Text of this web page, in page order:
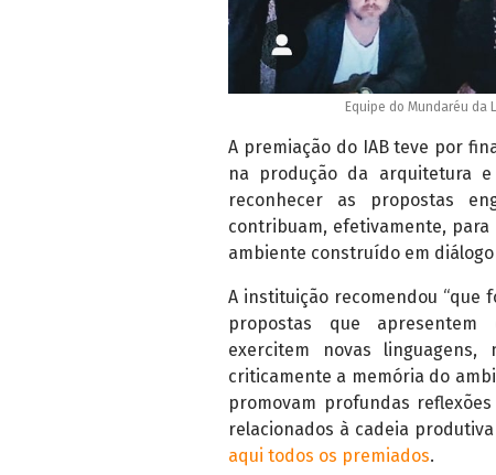
Equipe do Mundaréu da
A premiação do IAB teve por
na produção da arquitetura
reconhecer as propostas
contribuam, efetivamente,
ambiente construído em diálogo
A instituição recomendou “que
propostas que apresentem
exercitem novas
criticamente a memória do
promovam profundas
relacionados à cadeia
aqui todos os premiados.